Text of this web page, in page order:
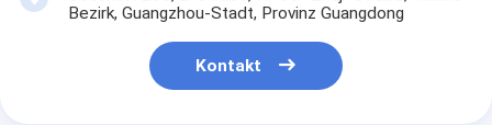
Bezirk, Guangzhou-Stadt, Provinz Guangdong
Kontakt